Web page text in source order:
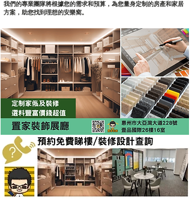
我們的專業團隊將根據您的需求和預算，為您量身定制的房產和家居
方案，助您找到理想的安樂窩。